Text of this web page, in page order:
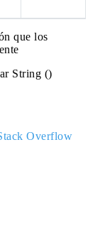
que los
String ()
Overflow